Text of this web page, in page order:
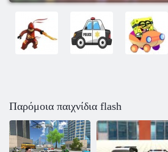
Παρόμοια παιχνίδια flash